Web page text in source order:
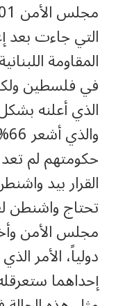
التي جاءت بعد
المقاومة
في فلسطين
الذي أعلنه
حكومتهم لم
القرار بيد
تحتاج واشنطن
مجلس الأمن
دولياً، الأمر
إحداهما